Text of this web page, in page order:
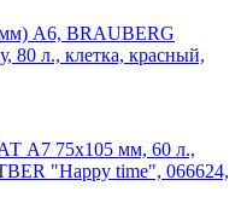
А6, BRAUBERG
80 л., клетка, красный,